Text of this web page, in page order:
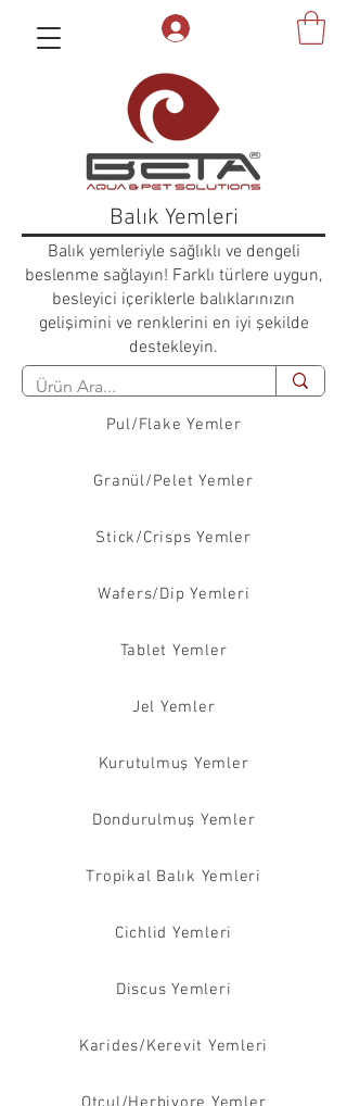
Balık Yemleri
Balık yemleriyle sağlıklı ve dengeli
beslenme sağlayın! Farklı türlere uygun,
besleyici içeriklerle balıklarınızın
gelişimini ve renklerini en iyi şekilde
destekleyin.
Pul/Flake Yemler
Granül/Pelet Yemler
Stick/Crisps Yemler
Wafers/Dip Yemleri
Tablet Yemler
Jel Yemler
Kurutulmuş Yemler
Dondurulmuş Yemler
Tropikal Balık Yemleri
Cichlid Yemleri
Discus Yemleri
Karides/Kerevit Yemleri